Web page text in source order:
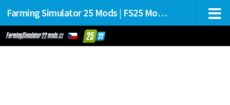
Farming Simulator 25 Mods | FS25 Mods Stahování